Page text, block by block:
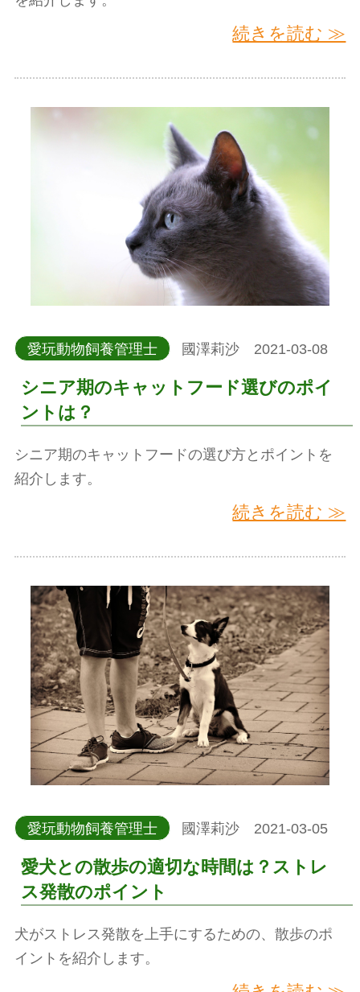
続きを読む ≫
愛玩動物飼養管理士 國澤莉沙 2021-03-08
シニア期のキャットフード選びのポイ
ントは？
シニア期のキャットフードの選び方とポイントを
紹介します。
続きを読む ≫
愛玩動物飼養管理士 國澤莉沙 2021-03-05
愛犬との散歩の適切な時間は？ストレ
ス発散のポイント
犬がストレス発散を上手にするための、散歩のポ
イントを紹介します。